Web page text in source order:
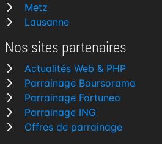
Metz
Lausanne
Nos sites partenaires
Actualités Web & PHP
Parrainage Boursorama
Parrainage Fortuneo
Parrainage ING
Offres de parrainage